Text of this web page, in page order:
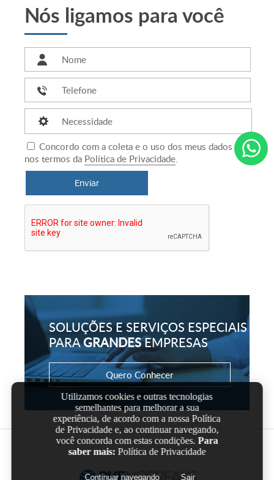
Nós ligamos para você
Necessidade
Concordo com a coleta e o uso dos meus dados
nos termos da Política de Privacidade.
Enviar
SOLUÇÕES E SERVIÇOS ESPECIAIS
PARAGRANDESEMPRESAS
Quero Conhecer
Utilizamos cookies e outras tecnologias
semelhantes para melhorar a sua
experiência, de acordo com a nossa Política
de Privacidade e, ao continuar navegando,
você concorda com estas condições.Para
saber mais: Política de Privacidade
Continuar navegando Sair